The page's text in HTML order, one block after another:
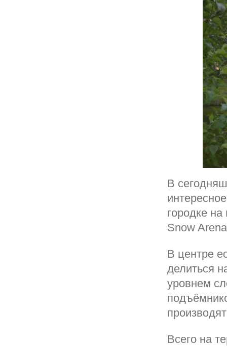
В
городке
Snow
В центре
делиться
уровнем
Всего на